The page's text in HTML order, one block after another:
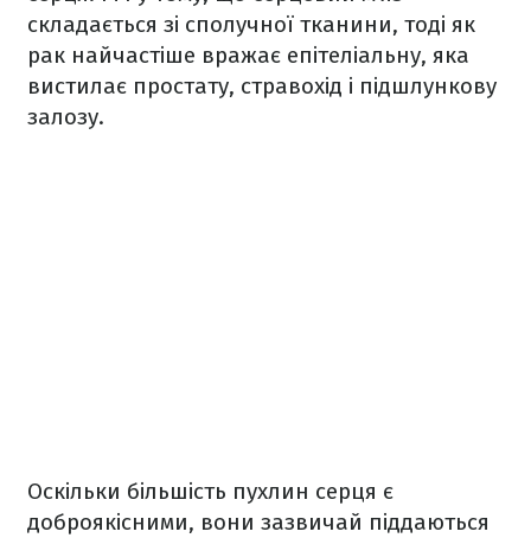
складається зі сполучної тканини, тоді як
рак найчастіше вражає епітеліальну, яка
вистилає простату, стравохід і підшлункову
залозу.
Оскільки більшість пухлин серця є
доброякісними, вони зазвичай піддаються